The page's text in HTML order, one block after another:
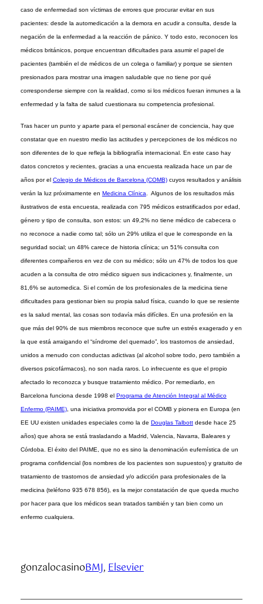
caso de enfermedad son víctimas de errores que procurar evitar en sus
pacientes: desde la automedicación a la demora en acudir a consulta, desde la
negación de la enfermedad a la reacción de pánico. Y todo esto, reconocen los
médicos británicos, porque encuentran dificultades para asumir el papel de
pacientes (también el de médicos de un colega o familiar) y porque se sienten
presionados para mostrar una imagen saludable que no tiene por qué
corresponderse siempre con la realidad, como si los médicos fueran inmunes a la
enfermedad y la falta de salud cuestionara su competencia profesional.
Tras hacer un punto y aparte para el personal escáner de conciencia, hay que
constatar que en nuestro medio las actitudes y percepciones de los médicos no
son diferentes de lo que refleja la bibliografía internacional. En este caso hay
datos concretos y recientes, gracias a una encuesta realizada hace un par de
años por el Colegio de Médicos de Barcelona (COMB)cuyos resultados y análisis
verán la luz próximamente en Medicina Clínica . Algunos de los resultados más
ilustrativos de esta encuesta, realizada con 795 médicos estratificados por edad,
género y tipo de consulta, son estos: un 49,2% no tiene médico de cabecera o
no reconoce a nadie como tal; sólo un 29% utiliza el que le corresponde en la
seguridad social; un 48% carece de historia clínica; un 51% consulta con
diferentes compañeros en vez de con su médico; sólo un 47% de todos los que
acuden a la consulta de otro médico siguen sus indicaciones y, finalmente, un
81,6% se automedica. Si el común de los profesionales de la medicina tiene
dificultades para gestionar bien su propia salud física, cuando lo que se resiente
es la salud mental, las cosas son todavía más difíciles. En una profesión en la
que más del 90% de sus miembros reconoce que sufre un estrés exagerado y en
la que está arraigando el “síndrome del quemado”, los trastornos de ansiedad,
unidos a menudo con conductas adictivas (al alcohol sobre todo, pero también a
diversos psicofármacos), no son nada raros. Lo infrecuente es que el propio
afectado lo reconozca y busque tratamiento médico. Por remediarlo, en
Barcelona funciona desde 1998 el Programa de Atención Integral al Médico
Enfermo (PAIME), una iniciativa promovida por el COMB y pionera en Europa (en
EE UU existen unidades especiales como la de Douglas Talbottdesde hace 25
años) que ahora se está trasladando a Madrid, Valencia, Navarra, Baleares y
Córdoba. El éxito del PAIME, que no es sino la denominación eufemística de un
programa confidencial (los nombres de los pacientes son supuestos) y gratuito de
tratamiento de trastornos de ansiedad y/o adicción para profesionales de la
medicina (teléfono 935 678 856), es la mejor constatación de que queda mucho
por hacer para que los médicos sean tratados también y tan bien como un
enfermo cualquiera.
gonzalocasinoBMJ, Elsevier